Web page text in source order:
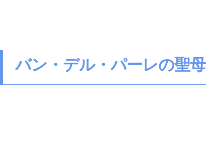
バン・デル・パーレの聖母